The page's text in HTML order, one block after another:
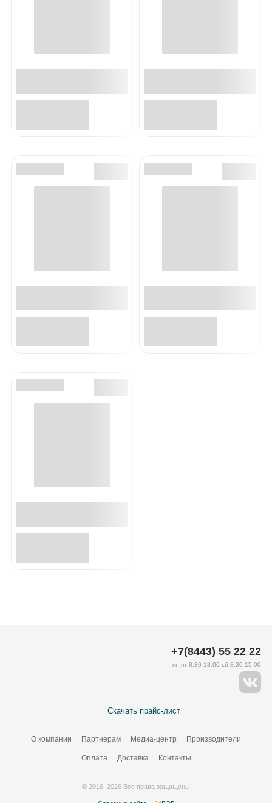
Скачать прайс-лист
О компании Партнерам Медиа-центр Производители
Оплата Доставка Контакты
+7(8443) 55 22 22
пн-пт 8:30-18:00 сб 8:30-15:00
© 2016–2026 Все права защищены